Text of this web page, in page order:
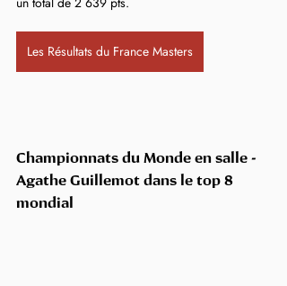
Les Résultats du France Masters
Championnats du Monde en salle -
Agathe Guillemot dans le top 8
mondial